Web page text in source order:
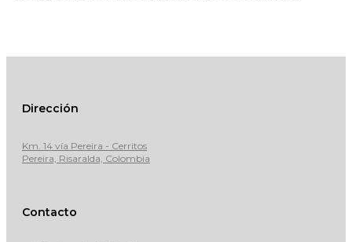
Dirección
Km. 14 vía Pereira - Cerritos
Pereira, Risaralda, Colombia
Contacto